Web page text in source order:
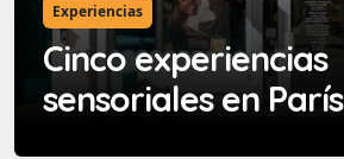
Experiencias
Cinco experiencias
sensoriales en París